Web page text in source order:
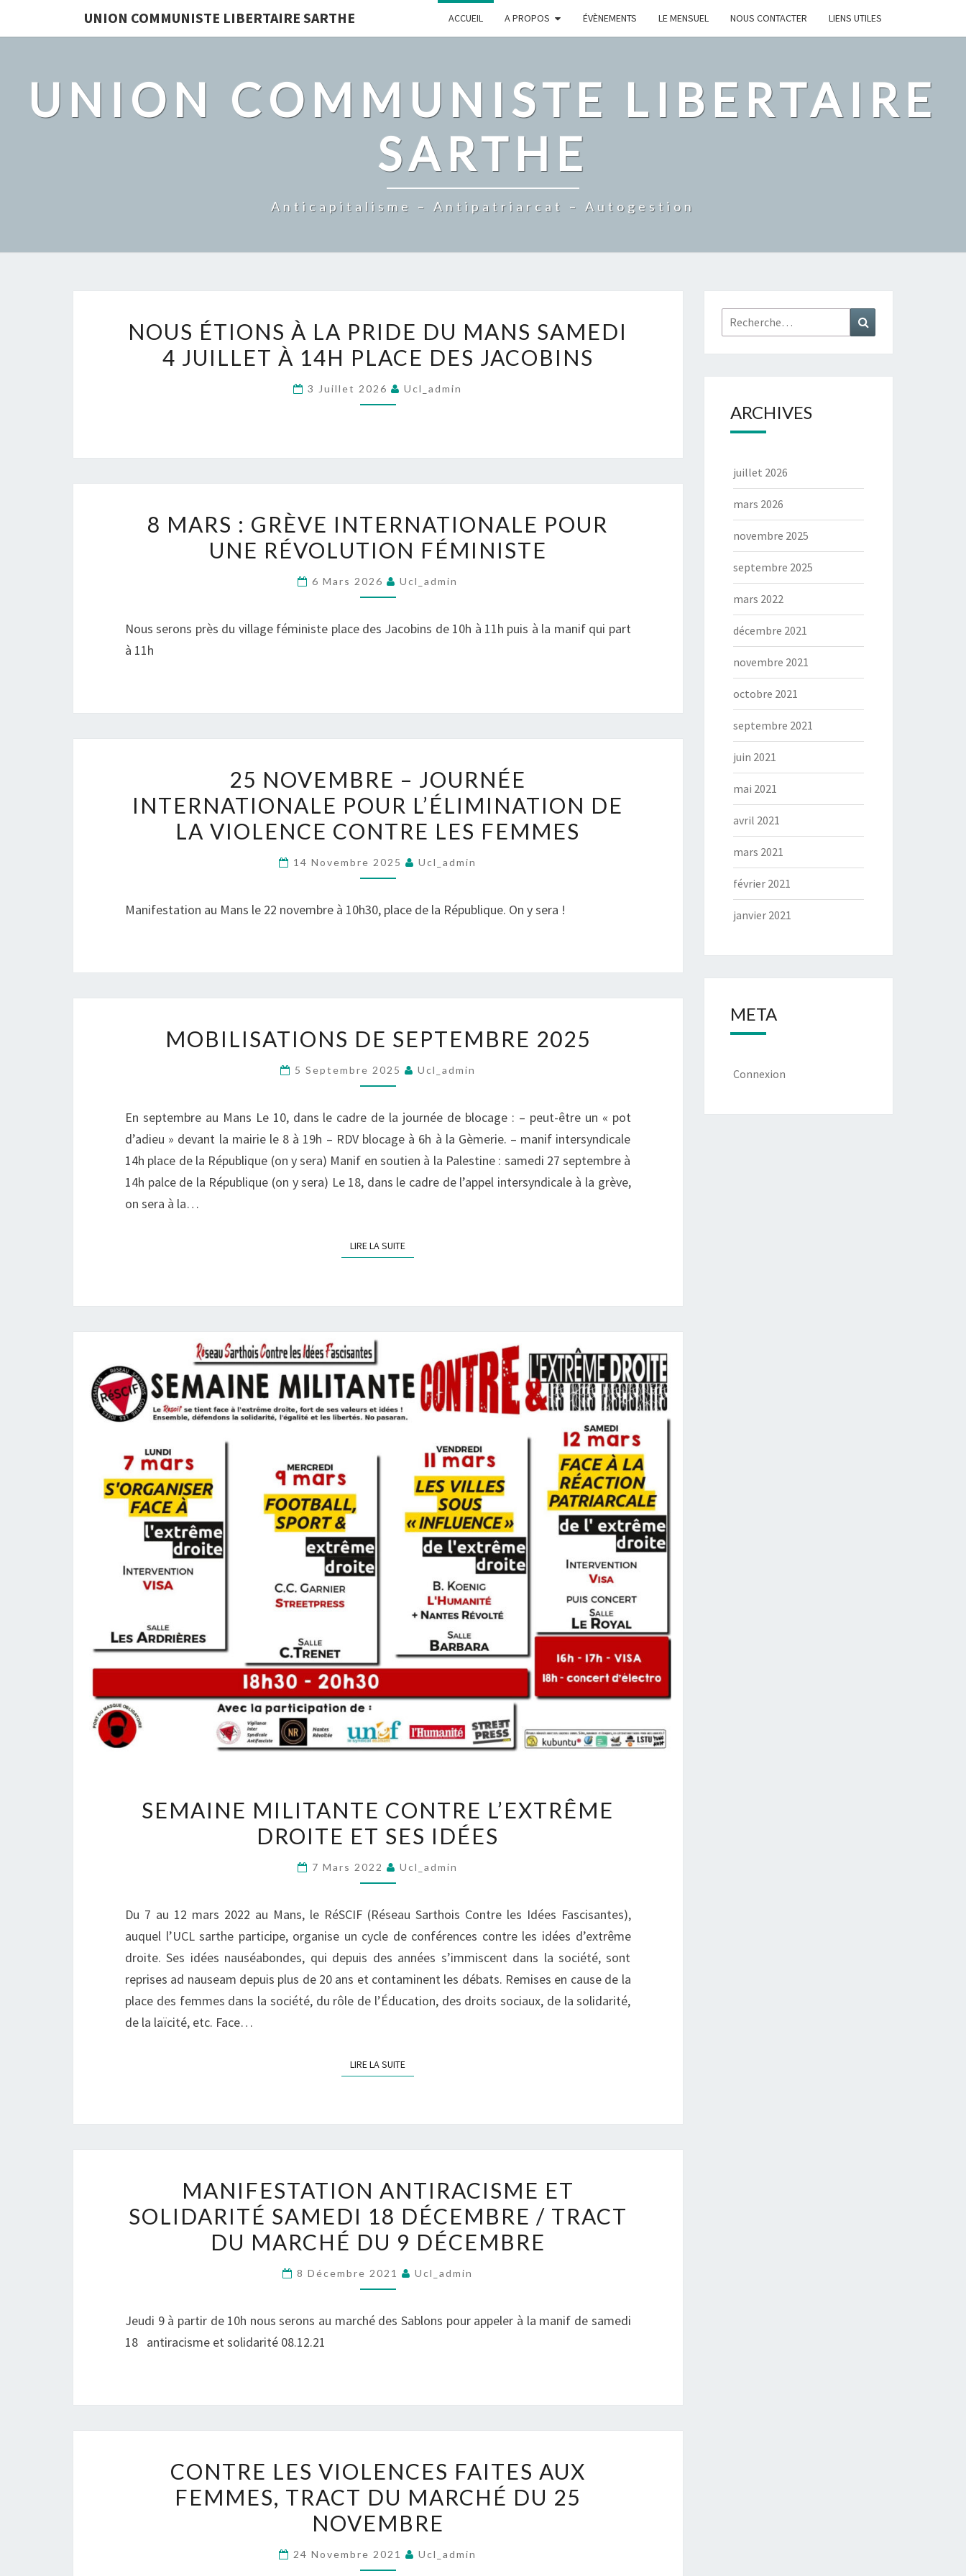
UNION COMMUNISTE LIBERTAIRE SARTHE ACCUEIL A PROPOS ÉVÈNEMENTS LE MENSUEL NOUS CONTACTER LIENS UTILES
UNION COMMUNISTE LIBERTAIRE
SARTHE
Anticapitalisme – Antipatriarcat – Autogestion
ÉTIONS
À
PRIDE
4
À
14H
DES
NOUS ÉTIONS À LA PRIDE DU MANS SAMEDI
4 JUILLET À 14H PLACE DES JACOBINS
3 Juillet 2026 Ucl_admin
MARS
:
INTERNATIONALE
UNE
8 MARS : GRÈVE INTERNATIONALE POUR
UNE RÉVOLUTION FÉMINISTE
6 Mars 2026 Ucl_admin
Nous serons près du village féministe place des Jacobins de 10h à 11h puis à la manif qui part
à 11h
NOVEMBRE
–
JOURNÉE
POUR
DE
CONTRE
LES
25 NOVEMBRE – JOURNÉE
INTERNATIONALE POUR L’ÉLIMINATION DE
LA VIOLENCE CONTRE LES FEMMES
14 Novembre 2025 Ucl_admin
Manifestation au Mans le 22 novembre à 10h30, place de la République. On y sera !
DE
SEPTEMBRE
2025
MOBILISATIONS DE SEPTEMBRE 2025
5 Septembre 2025 Ucl_admin
En septembre au Mans Le 10, dans le cadre de la journée de blocage : – peut-être un « pot
d’adieu » devant la mairie le 8 à 19h – RDV blocage à 6h à la Gèmerie. – manif intersyndicale
14h place de la République (on y sera) Manif en soutien à la Palestine : samedi 27 septembre à
14h palce de la République (on y sera) Le 18, dans le cadre de l’appel intersyndicale à la grève,
on sera à la…
LIRE LA SUITELIRE LA SUITE
MILITANTE
CONTRE
DROITE
SES
IDÉES
SEMAINE MILITANTE CONTRE L’EXTRÊME
DROITE ET SES IDÉES
7 Mars 2022 Ucl_admin
Du 7 au 12 mars 2022 au Mans, le RéSCIF (Réseau Sarthois Contre les Idées Fascisantes),
auquel l’UCL sarthe participe, organise un cycle de conférences contre les idées d’extrême
droite. Ses idées nauséabondes, qui depuis des années s’immiscent dans la société, sont
reprises ad nauseam depuis plus de 20 ans et contaminent les débats. Remises en cause de la
place des femmes dans la société, du rôle de l’Éducation, des droits sociaux, de la solidarité,
de la laïcité, etc. Face…
LIRE LA SUITELIRE LA SUITE
ANTIRACISME
ET
SOLIDARITÉ
18
/
DU
9
MANIFESTATION ANTIRACISME ET
SOLIDARITÉ SAMEDI 18 DÉCEMBRE / TRACT
DU MARCHÉ DU 9 DÉCEMBRE
8 Décembre 2021 Ucl_admin
Jeudi 9 à partir de 10h nous serons au marché des Sablons pour appeler à la manif de samedi
18 antiracisme et solidarité 08.12.21
LES
VIOLENCES
FAITES
FEMMES,
CONTRE LES VIOLENCES FAITES AUX
FEMMES, TRACT DU MARCHÉ DU 25
NOVEMBRE
24 Novembre 2021 Ucl_admin
Rechercher :
ARCHIVES
juillet 2026
mars 2026
novembre 2025
septembre 2025
mars 2022
décembre 2021
novembre 2021
octobre 2021
septembre 2021
juin 2021
mai 2021
avril 2021
mars 2021
février 2021
janvier 2021
META
Connexion